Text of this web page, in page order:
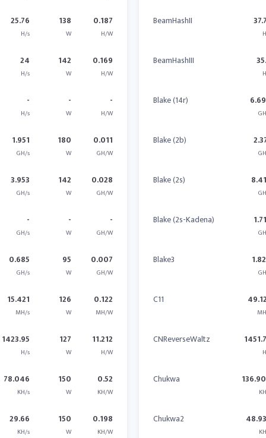
25.76
H/s
138
W
0.187
H/W
24
H/s
142
W
0.169
H/W
-
H/s
-
W
-
H/W
1.951
GH/s
180
W
0.011
GH/W
3.953
GH/s
142
W
0.028
GH/W
-
GH/s
-
W
-
GH/W
0.685
GH/s
95
W
0.007
GH/W
15.421
MH/s
126
W
0.122
MH/W
1423.95
H/s
127
W
11.212
H/W
78.046
KH/s
150
W
0.52
KH/W
29.66
KH/s
150
W
0.198
KH/W
BeamHashII
BeamHashIII
Blake (14r)
Blake (2b)
Blake (2s)
Blake (2s-Kadena)
Blake3
C11
CNReverseWaltz
Chukwa
Chukwa2